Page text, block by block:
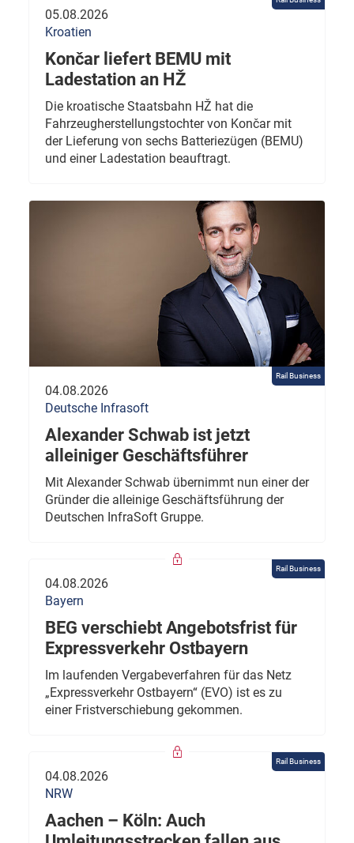
05.08.2026
Kroatien
Končar liefert BEMU mit
Ladestation an HŽ
Die kroatische Staatsbahn HŽ hat die
Fahrzeugherstellungstochter von Končar mit
der Lieferung von sechs Batteriezügen (BEMU)
und einer Ladestation beauftragt.
Rail Business
04.08.2026
Deutsche Infrasoft
Alexander Schwab ist jetzt
alleiniger Geschäftsführer
Mit Alexander Schwab übernimmt nun einer der
Gründer die alleinige Geschäftsführung der
Deutschen InfraSoft Gruppe.
Rail Business
04.08.2026
Bayern
BEG verschiebt Angebotsfrist für
Expressverkehr Ostbayern
Im laufenden Vergabeverfahren für das Netz
„Expressverkehr Ostbayern“ (EVO) ist es zu
einer Fristverschiebung gekommen.
Rail Business
04.08.2026
NRW
Aachen – Köln: Auch